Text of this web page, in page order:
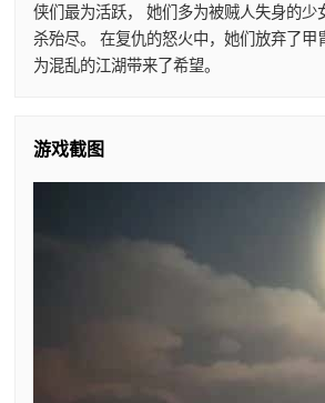
侠们最为活跃， 她们多为被贼人失身的
杀殆尽。 在复仇的怒火中，她们放弃了
为混乱的江湖带来了希望。
游戏截图